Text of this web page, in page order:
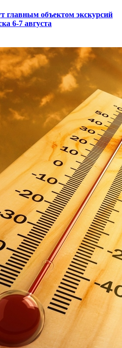
главным объектом экскурсий
6-7 августа